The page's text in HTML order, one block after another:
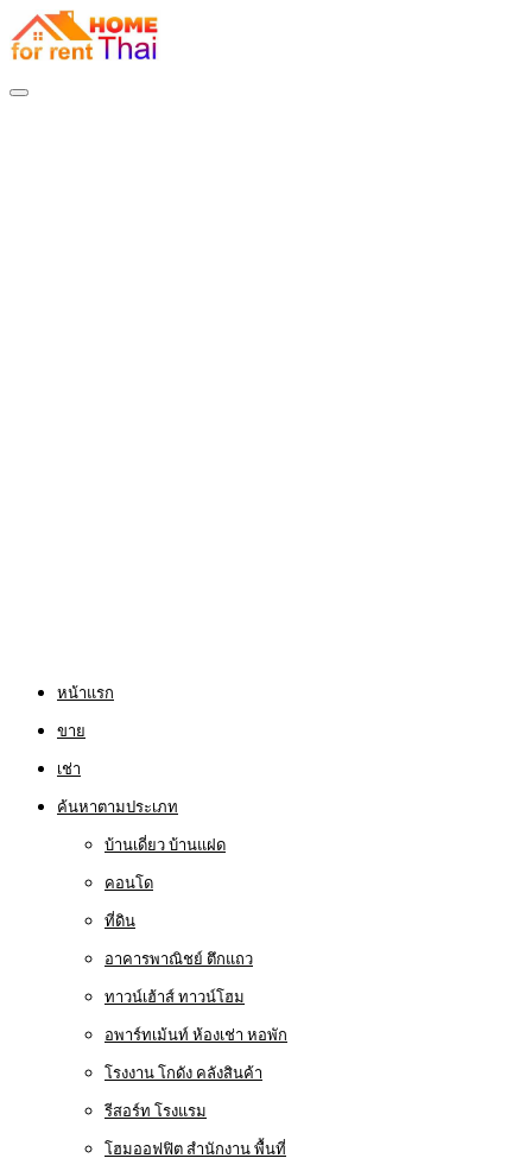
หน้าแรก
ขาย
เช่า
ค้นหาตามประเภท
บ้านเดี่ยว บ้านแฝด
คอนโด
ที่ดิน
อาคารพาณิชย์ ตึกแถว
ทาวน์เฮ้าส์ ทาวน์โฮม
อพาร์ทเม้นท์ ห้องเช่า หอพัก
โรงงาน โกดัง คลังสินค้า
รีสอร์ท โรงแรม
โฮมออฟฟิต สำนักงาน พื้นที่